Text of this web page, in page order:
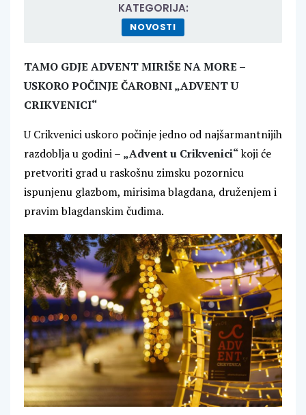
KATEGORIJA:
NOVOSTI
TAMO GDJE ADVENT MIRIŠE NA MORE –
USKORO POČINJE ČAROBNI „ADVENT U
CRIKVENICI“
U Crikvenici uskoro počinje jedno od najšarmantnijih
razdoblja u godini – „Advent u Crikvenici“koji će
pretvoriti grad u raskošnu zimsku pozornicu
ispunjenu glazbom, mirisima blagdana, druženjem i
pravim blagdanskim čudima.